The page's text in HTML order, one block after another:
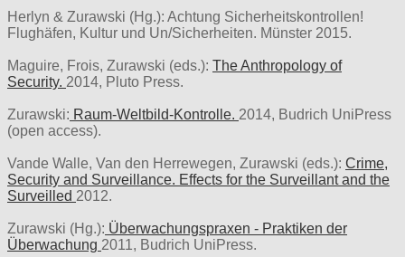
Herlyn & Zurawski (Hg.): Achtung Sicherheitskontrollen!
Flughäfen, Kultur und Un/Sicherheiten. Münster 2015.
Maguire, Frois, Zurawski (eds.): The Anthropology of
Security. 2014, Pluto Press.
Zurawski: Raum-Weltbild-Kontrolle. 2014, Budrich UniPress
(open access).
Vande Walle, Van den Herrewegen, Zurawski (eds.): Crime,
Security and Surveillance. Effects for the Surveillant and the
Surveilled 2012.
Zurawski (Hg.): Überwachungspraxen - Praktiken der
Überwachung 2011, Budrich UniPress.